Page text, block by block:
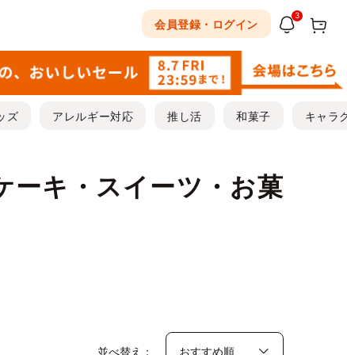
会員登録・ログイン
3
ズ アレルギー対応 推し活 和菓子 キャラ
ーキ・スイーツ・お菓
並べ替え：